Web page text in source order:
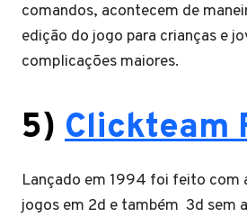
comandos, acontecem de
edição do jogo para crianças e
complicações maiores.
5) Clickteam
Lançado em 1994 foi feito com
jogos em 2d e também 3d sem